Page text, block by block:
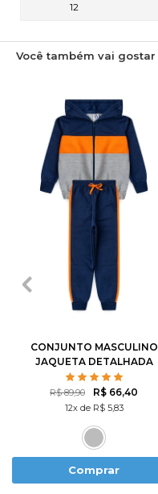
12
Você também vai gostar
3 4
CONJUNTO MASCULINO
JAQUETA DETALHADA
R$ 89,90 R$ 66,40
12x de R$ 5,83
Comprar